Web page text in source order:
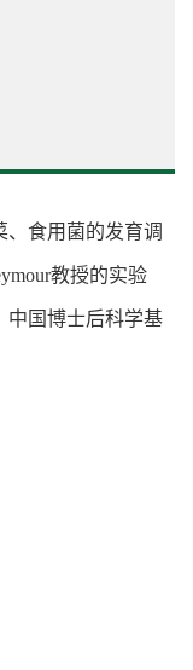
食用菌的发育调
教授的实验
中国博士后科学基